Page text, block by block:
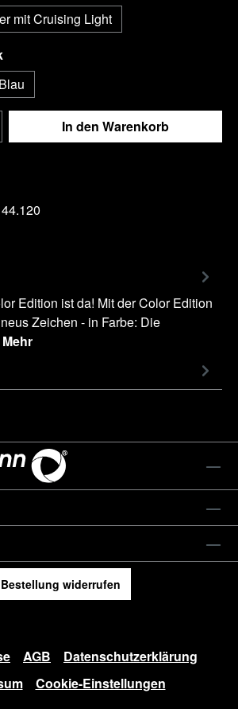
mit Cruising Light
auswählen
Blau
Gib den gewünschten
In den Warenkorb
Edition ist da! Mit der Color Edition
Zeichen - in Farbe: Die
Mehr
Bestellung widerrufen
AGB
Datenschutzerklärung
Cookie-Einstellungen